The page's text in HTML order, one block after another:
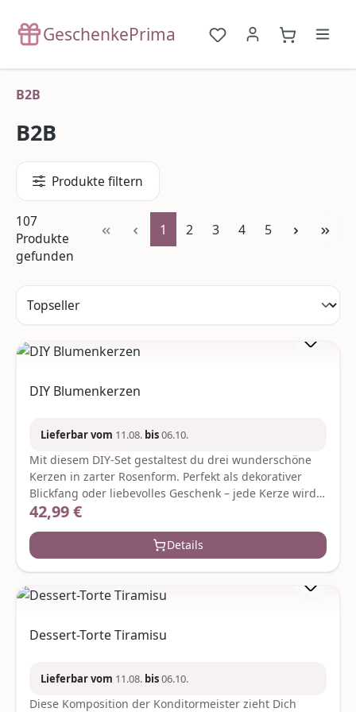
GeschenkePrima
Du hast 0 Produkte
B2B
B2B
Produkte filtern
107
Produkte
gefunden
Seite
1 Seite
2 Seite
3 Seite
4 Seite
5
DIY Blumenkerzen
Lieferbar vom 11.08. bis06.10.
Mit diesem DIY-Set gestaltest du drei wunderschöne
Kerzen in zarter Rosenform. Perfekt als dekorativer
Blickfang oder liebevolles Geschenk – jede Kerze wird
zu einem kleinen Kunstwerk. Alles was du brauchst ist
handgemachte Schönheit. Je nach Verfügbarkeit
werden ggf. gleich- oder höherwertige Ersatzartikel
geliefert. Hersteller:Graine CreativeZae le rondCS
70031gc@grainecreative.com
Regulärer Preis:
42,99 €
Details
Dessert-Torte Tiramisu
Lieferbar vom 11.08. bis06.10.
Diese Komposition der Konditormeister zieht Dich